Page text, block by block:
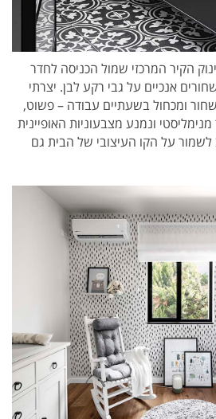
הקיר המרכזי שמול הכניסה לחדר
אנכיים על גבי רקע לבן. יצרתי
ומכחול בשעתיים עבודה – פשוט,
ונמנע מצבעוניות האופיינית
לשמור על הקו העיצובי של הבית גם